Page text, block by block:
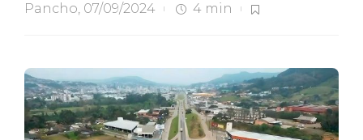
Pancho, 07/09/2024 4 min